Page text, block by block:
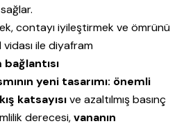
contayı iyileştirmek ve ömrünü
ile diyafram
yeni tasarımı: önemli
katsayısıve azaltılmış basınç
derecesi,vananın